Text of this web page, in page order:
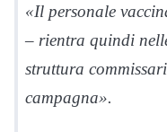
«Il personale
– rientra quindi
struttura
campagna».